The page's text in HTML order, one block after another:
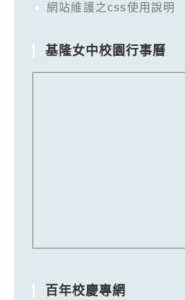
網站維護之css使用說明
基隆女中校園行事曆
百年校慶專網